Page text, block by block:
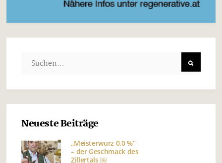
Neueste Beiträge
„Meisterwurz 0,0 %“
– der Geschmack des
Zillertals ￼